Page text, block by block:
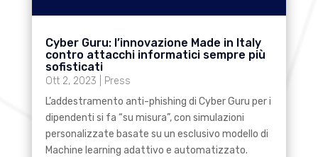
Cyber Guru: l’innovazione Made in Italy
contro attacchi informatici sempre più
sofisticati
Ott 2, 2023
Press
L’addestramento anti-phishing di Cyber Guru per i
dipendenti si fa “su misura”, con simulazioni
personalizzate basate su un esclusivo modello di
Machine learning adattivo e automatizzato.